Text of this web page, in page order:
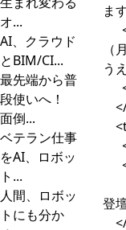
オ...
AI、クラウド
とBIM/CI...
最先端から普
段使いへ！
面倒...
ベテラン仕事
をAI、ロボッ
ト...
人間、ロボッ
トにも分か
ま
う
登